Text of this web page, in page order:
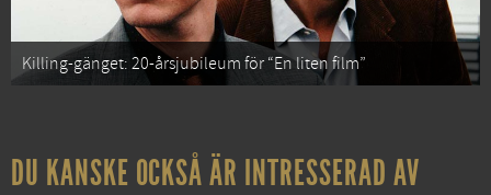
Killing-gänget: 20-årsjubileum för “En liten film”
DU KANSKE OCKSÅ ÄR INTRESSERAD AV